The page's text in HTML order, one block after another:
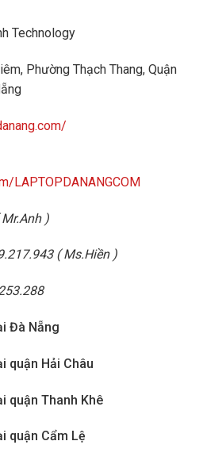
Technology
Phường Thạch Thang, Quận
LAPTOPDANANGCOM
)
( Ms.Hiền )
Đà Nẵng
quận Hải Châu
quận Thanh Khê
quận Cẩm Lệ